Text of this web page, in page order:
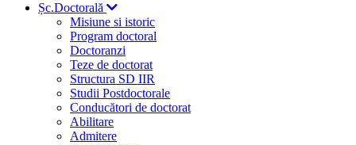
Șc.Doctorală
Misiune si istoric
Program doctoral
Doctoranzi
Teze de doctorat
Structura SD IIR
Studii Postdoctorale
Conducători de doctorat
Abilitare
Admitere